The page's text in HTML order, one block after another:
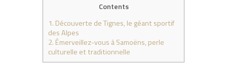
Contents
1. Découverte de Tignes, le géant sportif
des Alpes
2. Émerveillez-vous à Samoëns, perle
culturelle et traditionnelle